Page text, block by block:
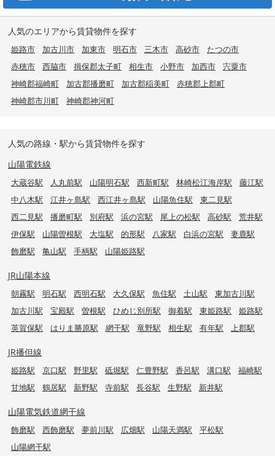
人気のエリアから賃貸物件を探す
姫路市 加古川市 加東市 明石市 三木市 高砂市
たつの市
赤穂市
西脇市 揖保郡太子町 相生市 小野市 加西市
宍粟市
神崎郡福崎町
加古郡播磨町 加古郡稲美町
赤穂郡上郡町
神崎郡市川町
神崎郡神河町
人気の路線・駅から賃貸物件を探す
山陽電鉄線
大蔵谷駅 人丸前駅 山陽明石駅 西新町駅 林崎松江海岸駅
藤江駅
中八木駅
江井ヶ島駅 西江井ヶ島駅 山陽魚住駅
東二見駅
西二見駅
播磨町駅 別府駅 浜の宮駅 尾上の松駅 高砂駅
荒井駅
伊保駅
山陽曽根駅 大塩駅 的形駅 八家駅 白浜の宮駅
妻鹿駅
飾磨駅
亀山駅 手柄駅 山陽姫路駅
JR山陽本線
朝霧駅 明石駅 西明石駅 大久保駅 魚住駅 土山駅
東加古川駅
加古川駅
宝殿駅 曽根駅 ひめじ別所駅 御着駅 東姫路駅
姫路駅
英賀保駅
はりま勝原駅 網干駅 竜野駅 相生駅 有年駅 上郡駅
JR播但線
姫路駅 京口駅 野里駅 砥堀駅 仁豊野駅 香呂駅 溝口駅
福崎駅
甘地駅
鶴居駅 新野駅 寺前駅 長谷駅 生野駅 新井駅
山陽電気鉄道網干線
飾磨駅 西飾磨駅 夢前川駅 広畑駅 山陽天満駅
平松駅
山陽網干駅